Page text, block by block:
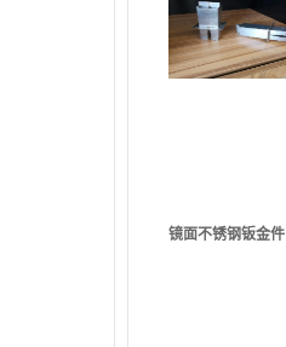
镜面不锈钢钣金件